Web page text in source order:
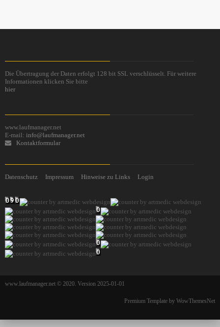
Die Übertragung der Daten erfolgt 128 bit SSL verschlüsselt. Für weitere
Informationen klicken Sie bitte
hier
www.laufmanager.net
E-mail: info@laufmanager.net
Kontaktformular
Datenschutz Impressum Hinweise zu Links Login
www.laufmanager.net © 2020. Version 2025-01-01
Premium Template by WowThemesNet